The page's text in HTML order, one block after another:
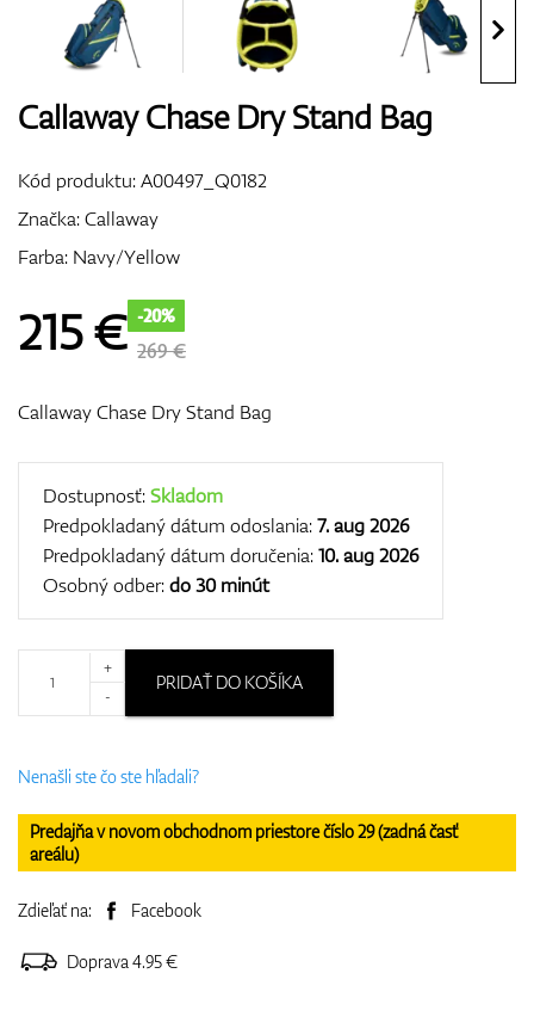
Bagy
Darčekové poukážky
Callaway Chase Dry Stand Bag
Kód produktu:A00497_Q0182
Značka:Callaway
Farba: Navy/Yellow
215€ -20%
269 €
Callaway Chase Dry Stand Bag
Dostupnosť:Skladom
Predpokladaný dátum odoslania:7. aug 2026
Predpokladaný dátum doručenia:10. aug 2026
Osobný odber:do 30 minút
+
-
PRIDAŤ DO KOŠÍKA
Nenašli ste čo ste hľadali?
Predajňa v novom obchodnom priestore číslo 29 (zadná časť
areálu)
Zdieľať na: Facebook
Doprava 4.95 €